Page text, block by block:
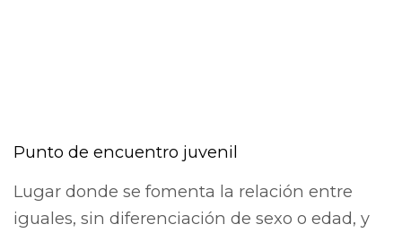
Punto de encuentro juvenil
Lugar donde se fomenta la relación entre
iguales, sin diferenciación de sexo o edad, y